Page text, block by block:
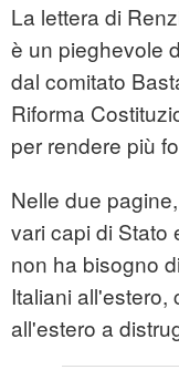
La lettera di
è un pieghevole
dal comitato
Riforma
per rendere più
Nelle due
vari capi di Stato
non ha bisogno
Italiani all'estero,
all'estero a